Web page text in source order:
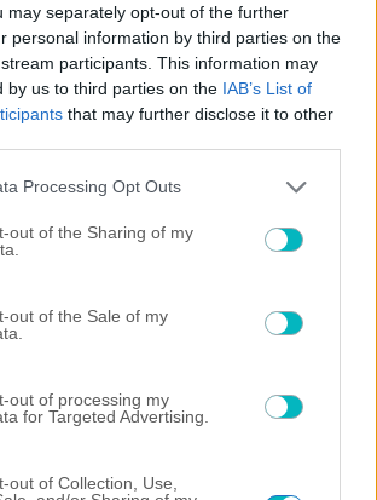
may separately opt-out of the further
personal information by third parties on the
participants. This information may
by us to third parties on the IAB’s List of
that may further disclose it to other
website/app uses one or more Google
visit or usage behaviour. You may click to
to Google and its third-party tags to
below specified purposes in below Google
Processing Opt Outs
out of the Sharing of my
out of the Sale of my
out of processing my
for Targeted Advertising.
out of Collection, Use,
– Οι τελευταίες κινήσεις και η προετοιμασία
οι Καλοσκάμης και Αλεξίου για το Σούπερ